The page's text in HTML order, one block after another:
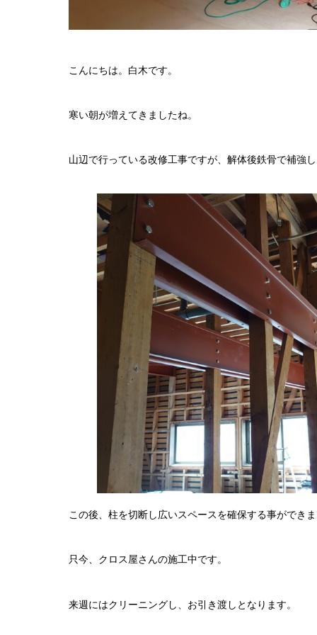
こんにちは。白木です。
寒い朝が増えてきましたね。
山辺で行っている改修工事ですが、解体後鉄骨で補強
この後、柱を切断し広いスペースを確保する事ができ
只今、クロス屋さんの施工中です。
来週にはクリーニングし、お引き渡しとなります。